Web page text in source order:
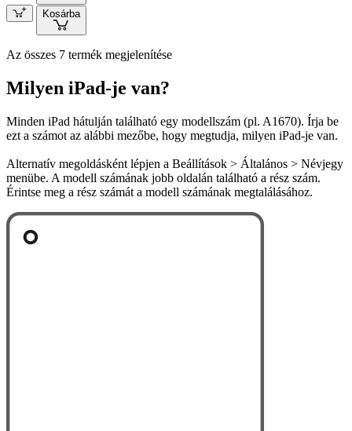
Kosárba
Az összes 7 termék megjelenítése
Milyen iPad-je van?
Minden iPad hátulján található egy modellszám (pl. A1670). Írja be
ezt a számot az alábbi mezőbe, hogy megtudja, milyen iPad-je van.
Alternatív megoldásként lépjen a Beállítások > Általános > Névjegy
menübe. A modell számának jobb oldalán található a rész szám.
Érintse meg a rész számát a modell számának megtalálásához.